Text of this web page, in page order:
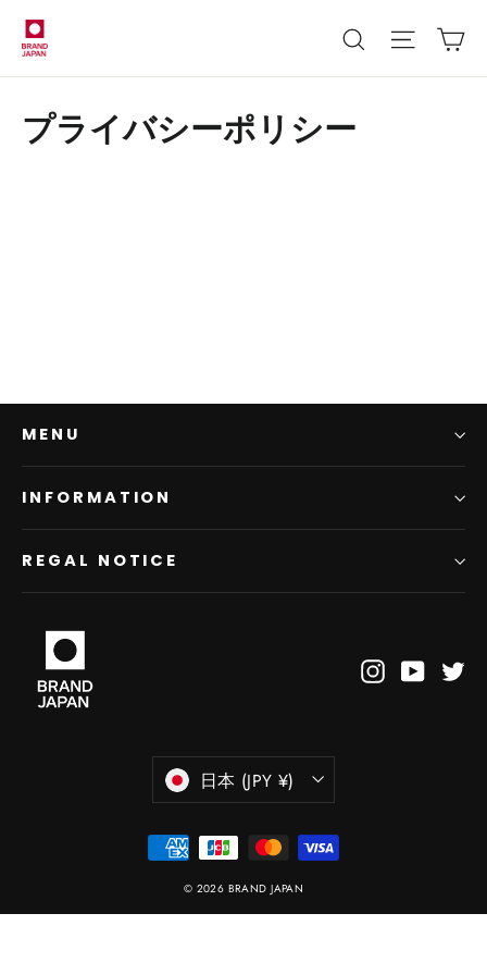
検索
プライバシーポリシー
MENU
INFORMATION
REGAL NOTICE
Instagram
日本 (JPY ¥)
© 2026 BRAND JAPAN